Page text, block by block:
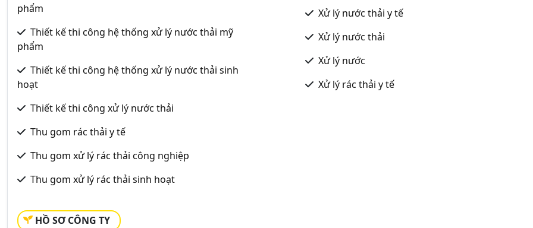
phẩm
Thiết kế thi công hệ thống xử lý nước thải mỹ
phẩm
Thiết kế thi công hệ thống xử lý nước thải sinh
hoạt
Thiết kế thi công xử lý nước thải
Thu gom rác thải y tế
Thu gom xử lý rác thải công nghiệp
Thu gom xử lý rác thải sinh hoạt
Xử lý nước thải y tế
Xử lý nước thải
Xử lý nước
Xử lý rác thải y tế
HỒ SƠ CÔNG TY